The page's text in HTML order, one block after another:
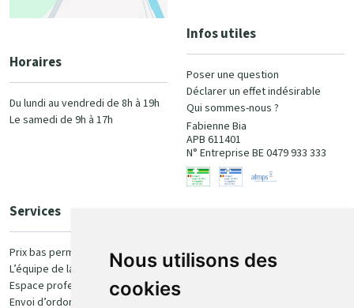
Nous utilisons des
cookies
Horaires
Du lundi au vendredi de 8h à 19h
Le samedi de 9h à 17h
Infos utiles
Poser une question
Déclarer un effet indésirable
Qui sommes-nous ?
Fabienne Bia
APB 611401
N° Entreprise BE 0479 933 333
Services
Prix bas permanent
L’équipe de la pharmacie
Espace professionnel
Envoi d’ordonnance
100% sécurisé